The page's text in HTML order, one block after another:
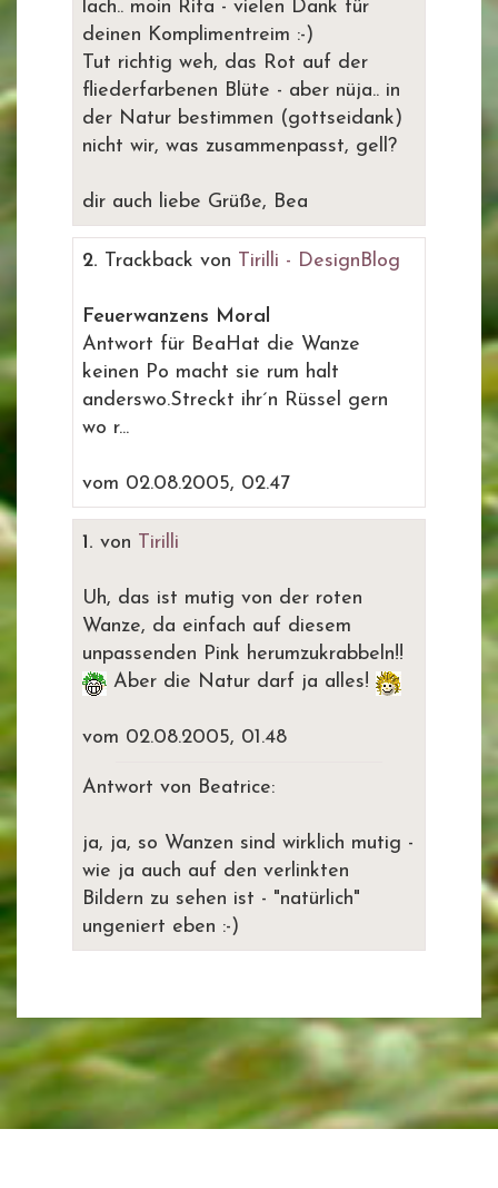
lach.. moin Rita - vielen Dank für
deinen Komplimentreim :-)
Tut richtig weh, das Rot auf der
fliederfarbenen Blüte - aber nüja.. in
der Natur bestimmen (gottseidank)
nicht wir, was zusammenpasst, gell?
dir auch liebe Grüße, Bea
2. Trackback von Tirilli - DesignBlog
Feuerwanzens Moral
Antwort für BeaHat die Wanze
keinen Po macht sie rum halt
anderswo.Streckt ihr´n Rüssel gern
wo r...
vom 02.08.2005, 02.47
1. von Tirilli
Uh, das ist mutig von der roten
Wanze, da einfach auf diesem
unpassenden Pink herumzukrabbeln!!
Aber die Natur darf ja alles!
vom 02.08.2005, 01.48
Antwort von Beatrice:
ja, ja, so Wanzen sind wirklich mutig -
wie ja auch auf den verlinkten
Bildern zu sehen ist - "natürlich"
ungeniert eben :-)